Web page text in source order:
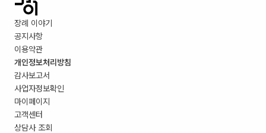
장례 이야기
공지사항
이용약관
개인정보처리방침
감사보고서
사업자정보확인
마이페이지
고객센터
상담사 조회